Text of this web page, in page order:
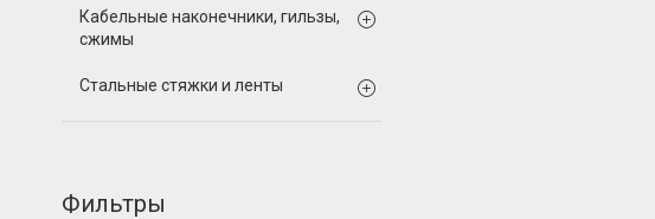
Кабельные наконечники, гильзы,
сжимы
Стальные стяжки и ленты
Фильтры